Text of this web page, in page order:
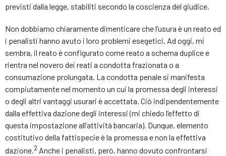
previsti dalla legge, stabiliti secondo la coscienza del giudice.
Non dobbiamo chiaramente dimenticare che l’usura è un reato ed
i penalisti hanno avuto i loro problemi esegetici. Ad oggi, mi
sembra, il reato è configurato come reato a schema duplice e
rientra nel novero dei reati a condotta frazionata o a
consumazione prolungata. La condotta penale si manifesta
compiutamente nel momento un cui la promessa degli interessi
o degli altri vantaggi usurari è accettata. Ciò indipendentemente
dalla effettiva dazione degli interessi (mi chiedo l’effetto di
questa impostazione all’attività bancaria). Dunque, elemento
costitutivo della fattispecie è la promessa e non la effettiva
dazione.2 Anche i penalisti, però, hanno dovuto confrontarsi